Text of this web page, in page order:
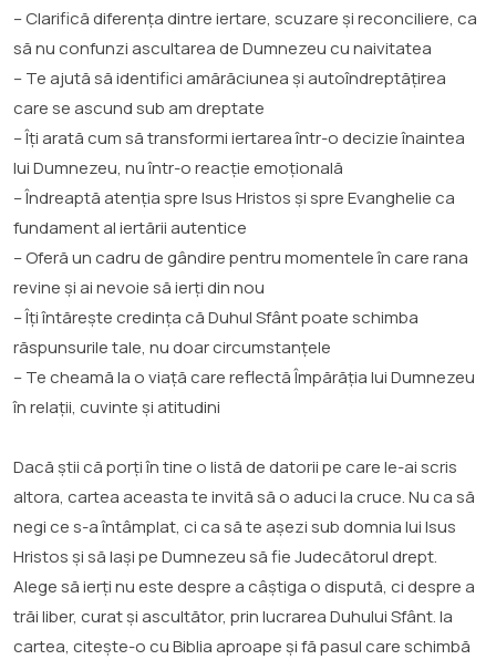
– Clarifică diferența dintre iertare, scuzare și reconciliere, ca
să nu confunzi ascultarea de Dumnezeu cu naivitatea
– Te ajută să identifici amărăciunea și autoîndreptățirea
care se ascund sub am dreptate
– Îți arată cum să transformi iertarea într-o decizie înaintea
lui Dumnezeu, nu într-o reacție emoțională
– Îndreaptă atenția spre Isus Hristos și spre Evanghelie ca
fundament al iertării autentice
– Oferă un cadru de gândire pentru momentele în care rana
revine și ai nevoie să ierți din nou
– Îți întărește credința că Duhul Sfânt poate schimba
răspunsurile tale, nu doar circumstanțele
– Te cheamă la o viață care reflectă Împărăția lui Dumnezeu
în relații, cuvinte și atitudini
Dacă știi că porți în tine o listă de datorii pe care le-ai scris
altora, cartea aceasta te invită să o aduci la cruce. Nu ca să
negi ce s-a întâmplat, ci ca să te așezi sub domnia lui Isus
Hristos și să lași pe Dumnezeu să fie Judecătorul drept.
Alege să ierți nu este despre a câștiga o dispută, ci despre a
trăi liber, curat și ascultător, prin lucrarea Duhului Sfânt. Ia
cartea, citește-o cu Biblia aproape și fă pasul care schimbă